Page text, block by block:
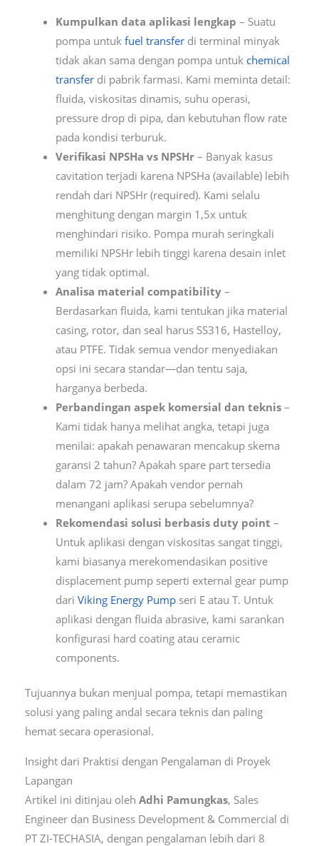
Kumpulkan data aplikasi lengkap – Suatu
pompa untukfuel transfer di terminal minyak
tidak akan sama dengan pompa untuk chemical
transfer di pabrik farmasi. Kami meminta detail:
fluida, viskositas dinamis, suhu operasi,
pressure drop di pipa, dan kebutuhan flow rate
pada kondisi terburuk.
Verifikasi NPSHa vs NPSHr – Banyak kasus
cavitation terjadi karena NPSHa (available) lebih
rendah dari NPSHr (required). Kami selalu
menghitung dengan margin 1,5x untuk
menghindari risiko. Pompa murah seringkali
memiliki NPSHr lebih tinggi karena desain inlet
yang tidak optimal.
Analisa material compatibility –
Berdasarkan fluida, kami tentukan jika material
casing, rotor, dan seal harus SS316, Hastelloy,
atau PTFE. Tidak semua vendor menyediakan
opsi ini secara standar—dan tentu saja,
harganya berbeda.
Perbandingan aspek komersial dan teknis –
Kami tidak hanya melihat angka, tetapi juga
menilai: apakah penawaran mencakup skema
garansi 2 tahun? Apakah spare part tersedia
dalam 72 jam? Apakah vendor pernah
menangani aplikasi serupa sebelumnya?
Rekomendasi solusi berbasis duty point –
Untuk aplikasi dengan viskositas sangat tinggi,
kami biasanya merekomendasikan positive
displacement pump seperti external gear pump
dariViking Energy Pump seri E atau T. Untuk
aplikasi dengan fluida abrasive, kami sarankan
konfigurasi hard coating atau ceramic
components.
Tujuannya bukan menjual pompa, tetapi memastikan
solusi yang paling andal secara teknis dan paling
hemat secara operasional.
Insight dari Praktisi dengan Pengalaman di Proyek
Lapangan
Artikel ini ditinjau oleh Adhi Pamungkas, Sales
Engineer dan Business Development & Commercial di
PT ZI-TECHASIA, dengan pengalaman lebih dari 8